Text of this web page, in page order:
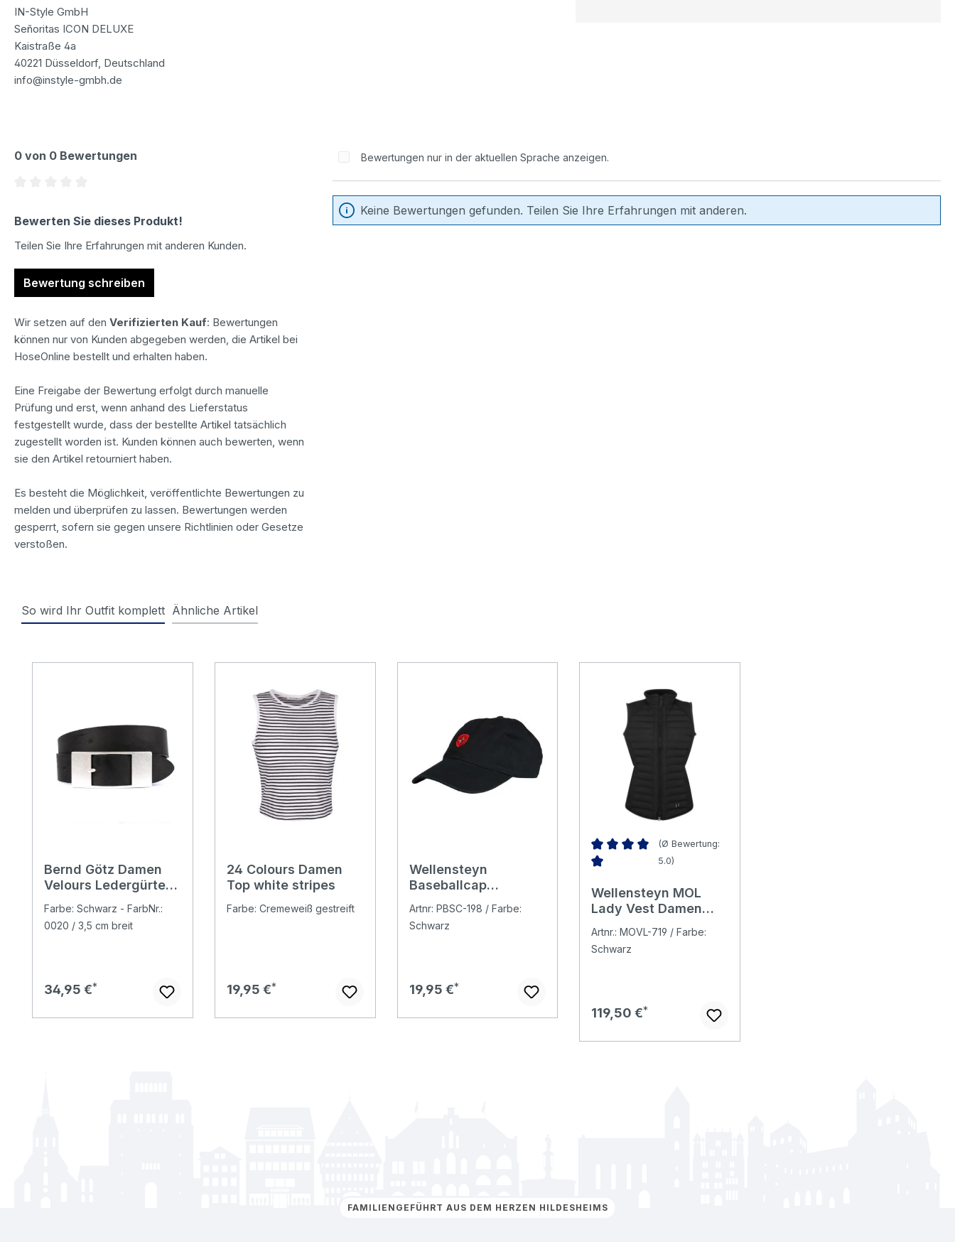
IN-Style GmbH
Señoritas ICON DELUXE
Kaistraße 4a
40221 Düsseldorf, Deutschland
info@instyle-gmbh.de
0 von 0 Bewertungen
Bewerten Sie dieses Produkt!
Teilen Sie Ihre Erfahrungen mit anderen Kunden.
Bewertung schreiben
Wir setzen auf den Verifizierten Kauf: Bewertungen
können nur von Kunden abgegeben werden, die Artikel bei
HoseOnline bestellt und erhalten haben.
Eine Freigabe der Bewertung erfolgt durch manuelle
Prüfung und erst, wenn anhand des Lieferstatus
festgestellt wurde, dass der bestellte Artikel tatsächlich
zugestellt worden ist. Kunden können auch bewerten, wenn
sie den Artikel retourniert haben.
Es besteht die Möglichkeit, veröffentlichte Bewertungen zu
melden und überprüfen zu lassen. Bewertungen werden
gesperrt, sofern sie gegen unsere Richtlinien oder Gesetze
verstoßen.
Bewertungen nur in der aktuellen Sprache anzeigen.
Keine Bewertungen gefunden. Teilen Sie Ihre Erfahrungen mit anderen.
So wird Ihr Outfit komplett Ähnliche Artikel
Bernd Götz Damen
Velours Ledergürtel
Farbe: Schwarz - FarbNr.:
0020 / 3,5 cm breit
Regulärer Preis:
34,95 €
24 Colours Damen
Top white stripes
Farbe: Cremeweiß gestreift
Regulärer Preis:
19,95 €
Wellensteyn
Baseballcap
Artnr: PBSC-198 / Farbe:
Schwarz
Regulärer Preis:
19,95 €
(Ø Bewertung:
5.0)
Wellensteyn MOL
Lady Vest Damen
Artnr.: MOVL-719 / Farbe:
Schwarz
Regulärer Preis:
119,50 €
FAMILIENGEFÜHRT AUS DEM HERZEN HILDESHEIMS